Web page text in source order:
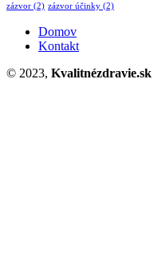
zázvor (2) zázvor účinky (2)
Domov
Kontakt
© 2023, Kvalitnézdravie.sk